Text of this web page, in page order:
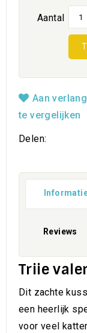
Aantal
Aan
te vergelijken
Delen:
Reviews
Triie
Dit zachte
een heerlijk
voor veel